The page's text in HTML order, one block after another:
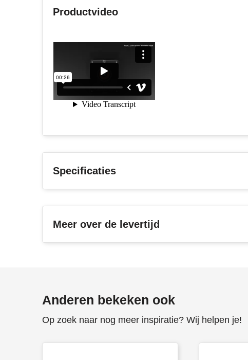
Productvideo
Specificaties
Meer over de levertijd
Anderen bekeken ook
Op zoek naar nog meer inspiratie? Wij helpen je!